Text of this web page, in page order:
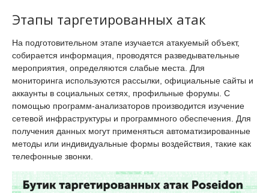
Этапы таргетированных атак
На подготовительном этапе изучается атакуемый объект,
собирается информация, проводятся разведывательные
мероприятия, определяются слабые места. Для
мониторинга используются рассылки, официальные сайты и
аккаунты в социальных сетях, профильные форумы. С
помощью программ-анализаторов производится изучение
сетевой инфраструктуры и программного обеспечения. Для
получения данных могут применяться автоматизированные
методы или индивидуальные формы воздействия, такие как
телефонные звонки.